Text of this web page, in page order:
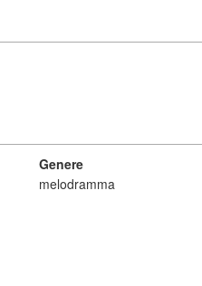
Genere
melodramma